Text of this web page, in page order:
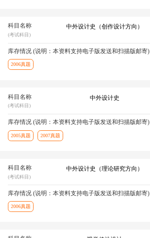
科目名称
(考试科目)
中外设计史（创作设计方向）
库存情况 (说明：本资料支持电子版发送和扫描版邮寄)
2006真题
科目名称
(考试科目)
中外设计史
库存情况 (说明：本资料支持电子版发送和扫描版邮寄)
2005真题 2007真题
科目名称
(考试科目)
中外设计史（理论研究方向）
库存情况 (说明：本资料支持电子版发送和扫描版邮寄)
2006真题